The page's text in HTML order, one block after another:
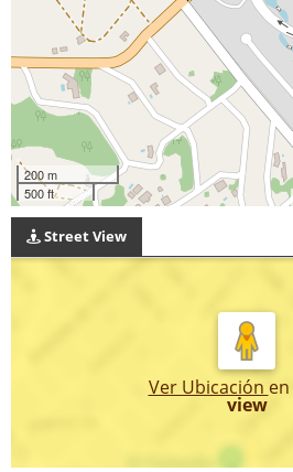
200 m
500 ft
Street View
Ver Ubicación en
view